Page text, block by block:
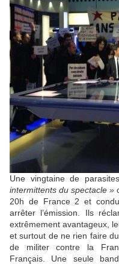
Une vingtaine de
intermittents du spectacle »
20h de France 2 et
arrêter l’émission. Ils
extrêmement avantageux,
et surtout de ne rien faire
de militer contre la
Français. Une seule